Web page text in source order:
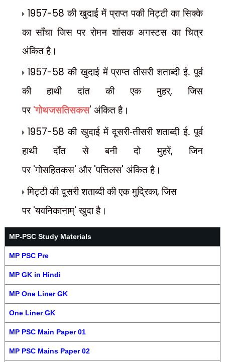
1957-58 की खुदाई में प्राप्त पकी मिट्टी का सिक्के
का साँचा जिस पर रोमन शांसक अगस्टस का चित्र
अंकित है।
1957-58 की खुदाई में प्राप्त तीसरी शताब्दी ई. पूर्व
की हाथी दांत की एक मुहर,जिस
पर 'गोथजसतिसकस' अंकित है।
1957-58 की खुदाई में दूसरी-तीसरी शताब्दी ई. पूर्व
हाथी दाँत से बनी दो मुहरें,जिन
पर 'गोसहितकस' और 'पत्तिलस' अंकित है।
मिट्टी की दूसरी शताब्दी की एक मुद्रिका,जिस
पर 'यवनिकानाम्'खुदा है।
MP-PSC Study Materials
MP PSC Pre
MP GK in Hindi
MP One Liner GK
One Liner GK
MP PSC Main Paper 01
MP PSC Mains Paper 02